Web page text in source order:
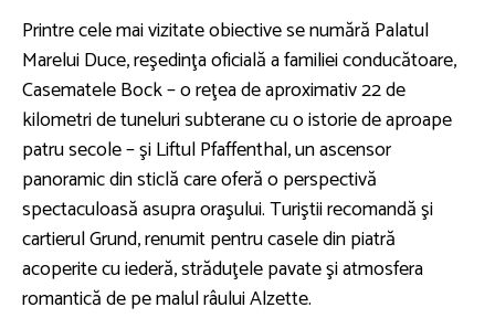
Printre cele mai vizitate obiective se numără Palatul
Marelui Duce, reşedinţa oficială a familiei conducătoare,
Casematele Bock – o reţea de aproximativ 22 de
kilometri de tuneluri subterane cu o istorie de aproape
patru secole – şi Liftul Pfaffenthal, un ascensor
panoramic din sticlă care oferă o perspectivă
spectaculoasă asupra oraşului. Turiştii recomandă şi
cartierul Grund, renumit pentru casele din piatră
acoperite cu iederă, străduţele pavate şi atmosfera
romantică de pe malul râului Alzette.